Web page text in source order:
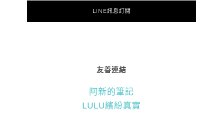
LINE訊息訂閱
友善連結
阿新的筆記
LULU繽紛真實